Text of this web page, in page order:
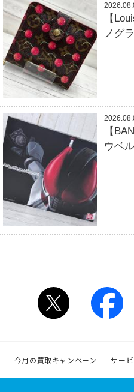
【
ノグ
【
ウベ
今月の買取キャンペーン サー